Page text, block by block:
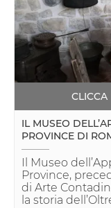
CLICCA
IL MUSEO
PROVINCE DI
Il Museo
Province,
di Arte
la storia